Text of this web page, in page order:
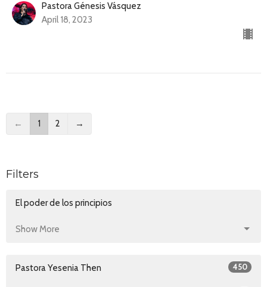
Pastora Génesis Vásquez
April 18, 2023
← 1 2 →
Filters
El poder de los principios
Show More
Pastora Yesenia Then 450